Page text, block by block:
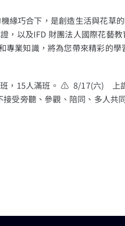
緣巧合下，是創造生活與花草
，以及IFD 財團法人國際花藝
專業知識，將為您帶來精彩的
班，15人滿班。 ⚠ 8/17(六) 上
受旁聽、參觀、陪同、多人共